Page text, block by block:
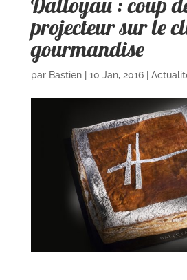
projecteur sur le
gourmandise
par Bastien| 10 Jan, 2016|